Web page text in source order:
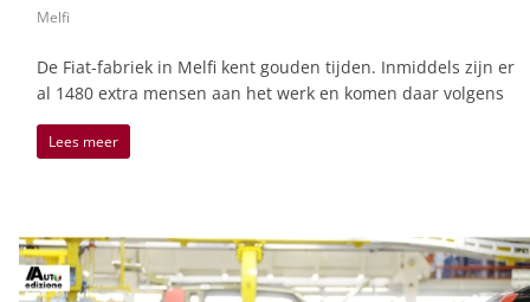
Melfi
De Fiat-fabriek in Melfi kent gouden tijden. Inmiddels zijn er
al 1480 extra mensen aan het werk en komen daar volgens
Lees meer